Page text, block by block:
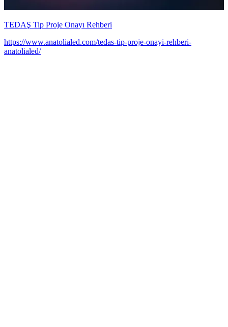
TEDAŞ Tip Proje Onayı Rehberi
https://www.anatolialed.com/tedas-tip-proje-onayi-rehberi-
anatolialed/